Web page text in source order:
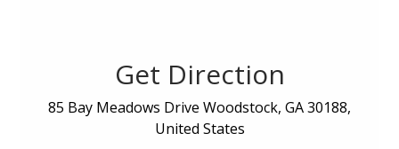
Get Direction
85 Bay Meadows Drive Woodstock, GA 30188,
United States